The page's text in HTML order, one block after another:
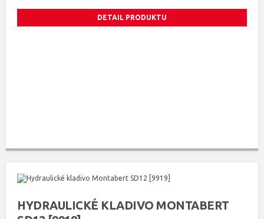
DETAIL PRODUKTU
HYDRAULICKÉ KLADIVO MONTABERT